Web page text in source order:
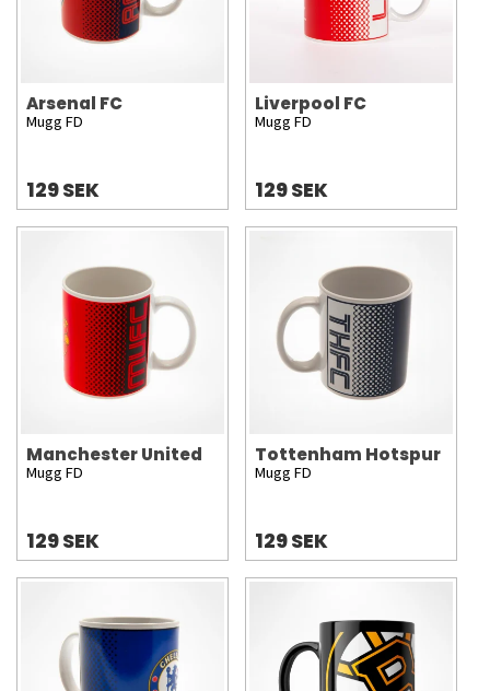
Arsenal FC
Mugg FD
129 SEK
Liverpool FC
Mugg FD
129 SEK
Manchester United
Mugg FD
129 SEK
Tottenham Hotspur
Mugg FD
129 SEK